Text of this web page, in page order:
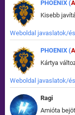
PHOENIX (
Kisebb
Weboldal javaslatok/
PHOENIX (
Weboldal javaslatok/
Ragi